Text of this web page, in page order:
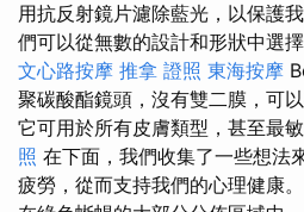
用抗反射鏡片濾除藍光，以保護
們可以從無數的設計和形狀中選
文心路按摩 推拿 證照 東海按摩
聚碳酸酯鏡頭，沒有雙二膜，可
它可用於所有皮膚類型，甚至最
照 在下面，我們收集了一些想法
疲勞，從而支持我們的心理健康。